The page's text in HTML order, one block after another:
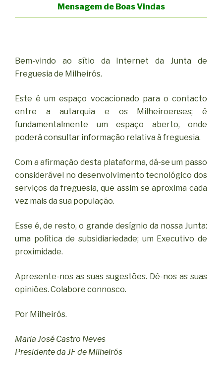
Mensagem de Boas Vindas
Bem-vindo ao sítio da Internet da Junta de
Freguesia de Milheirós.
Este é um espaço vocacionado para o contacto
entre a autarquia e os Milheiroenses; é
fundamentalmente um espaço aberto, onde
poderá consultar informação relativa à freguesia.
Com a afirmação desta plataforma, dá-se um passo
considerável no desenvolvimento tecnológico dos
serviços da freguesia, que assim se aproxima cada
vez mais da sua população.
Esse é, de resto, o grande desígnio da nossa Junta:
uma política de subsidiariedade; um Executivo de
proximidade.
Apresente-nos as suas sugestões. Dê-nos as suas
opiniões. Colabore connosco.
Por Milheirós.
Maria José Castro Neves
Presidente da JF de Milheirós